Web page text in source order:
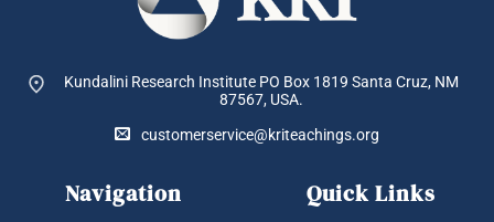
Kundalini Research Institute PO Box 1819 Santa Cruz, NM
87567, USA.
customerservice@kriteachings.org
Navigation Quick Links